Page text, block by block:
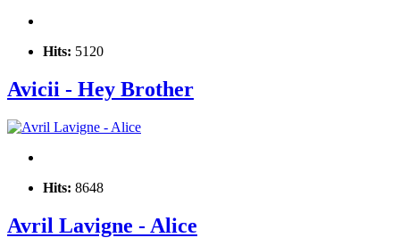
Hits: 5120
Avicii - Hey Brother
Hits: 8648
Avril Lavigne - Alice